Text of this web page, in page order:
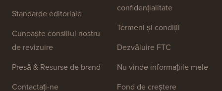
Standarde editoriale
Cunoaște consiliul nostru
de revizuire
Presă & Resurse de brand
Contactați-ne
confidențialitate
Termeni și condiții
Dezvăluire FTC
Nu vinde informațiile mele
Fond de creștere